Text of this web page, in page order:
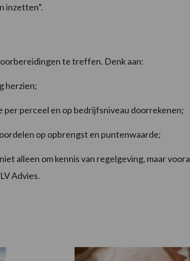
inzetten”.
te treffen. Denk aan:
herzien;
perceel en op bedrijfsniveau doorrekenen;
op opbrengst en puntenwaarde;
alleen om kennis van regelgeving, maar
Advies.